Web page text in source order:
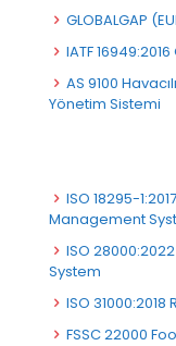
GLOBALGAP
IATF
AS 9100
Yönetim Sistemi
ISO 18295-
Management
ISO
System
ISO
FSSC 22000